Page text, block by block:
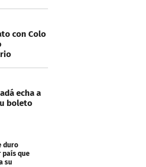
con Colo
echa a
boleto
duro
país que
su